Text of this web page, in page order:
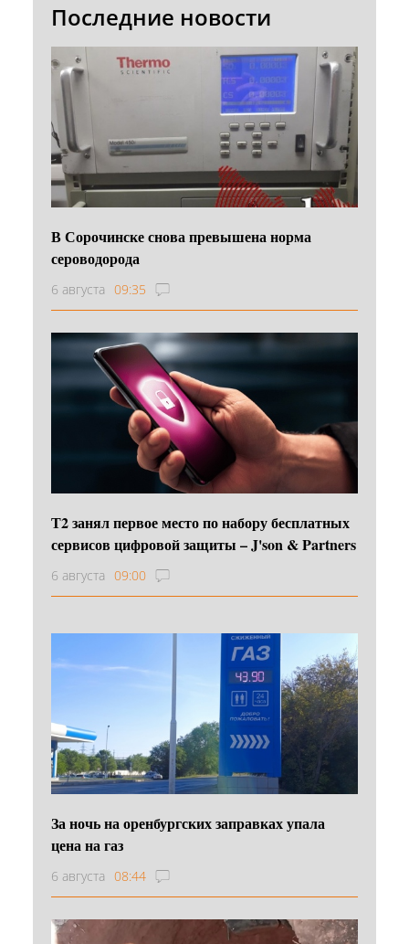
Последние новости
В Сорочинске снова превышена норма
сероводорода
6 августа 09:35
Т2 занял первое место по набору бесплатных
сервисов цифровой защиты – J'son & Partners
6 августа 09:00
За ночь на оренбургских заправках упала
цена на газ
6 августа 08:44